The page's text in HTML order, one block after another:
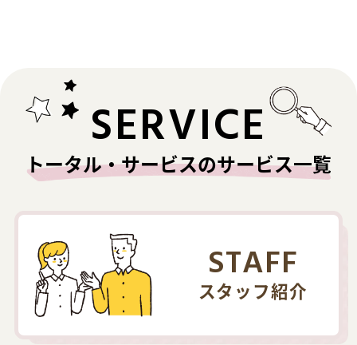
SERVICE
トータル・サービスのサービス一覧
STAFF
スタッフ紹介